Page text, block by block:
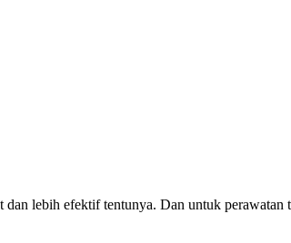
lebih efektif tentunya. Dan untuk